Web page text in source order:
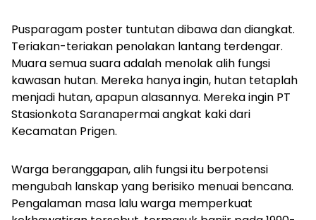
Pusparagam poster tuntutan dibawa dan diangkat.
Teriakan-teriakan penolakan lantang terdengar.
Muara semua suara adalah menolak alih fungsi
kawasan hutan. Mereka hanya ingin, hutan tetaplah
menjadi hutan, apapun alasannya. Mereka ingin PT
Stasionkota Saranapermai angkat kaki dari
Kecamatan Prigen.
Warga beranggapan, alih fungsi itu berpotensi
mengubah lanskap yang berisiko menuai bencana.
Pengalaman masa lalu warga memperkuat